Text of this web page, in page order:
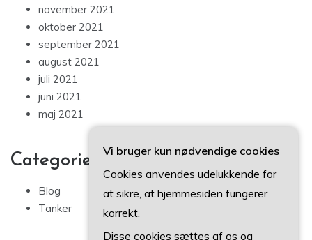
november 2021
oktober 2021
september 2021
august 2021
juli 2021
juni 2021
maj 2021
Categories
Blog
Tanker
Vi bruger kun nødvendige cookies
Cookies anvendes udelukkende for
at sikre, at hjemmesiden fungerer
korrekt.
Disse cookies sættes af os og